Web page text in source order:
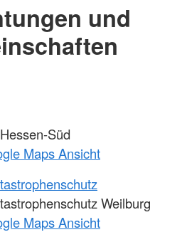
und
Süd
Maps Ansicht
Weilburg
Maps Ansicht